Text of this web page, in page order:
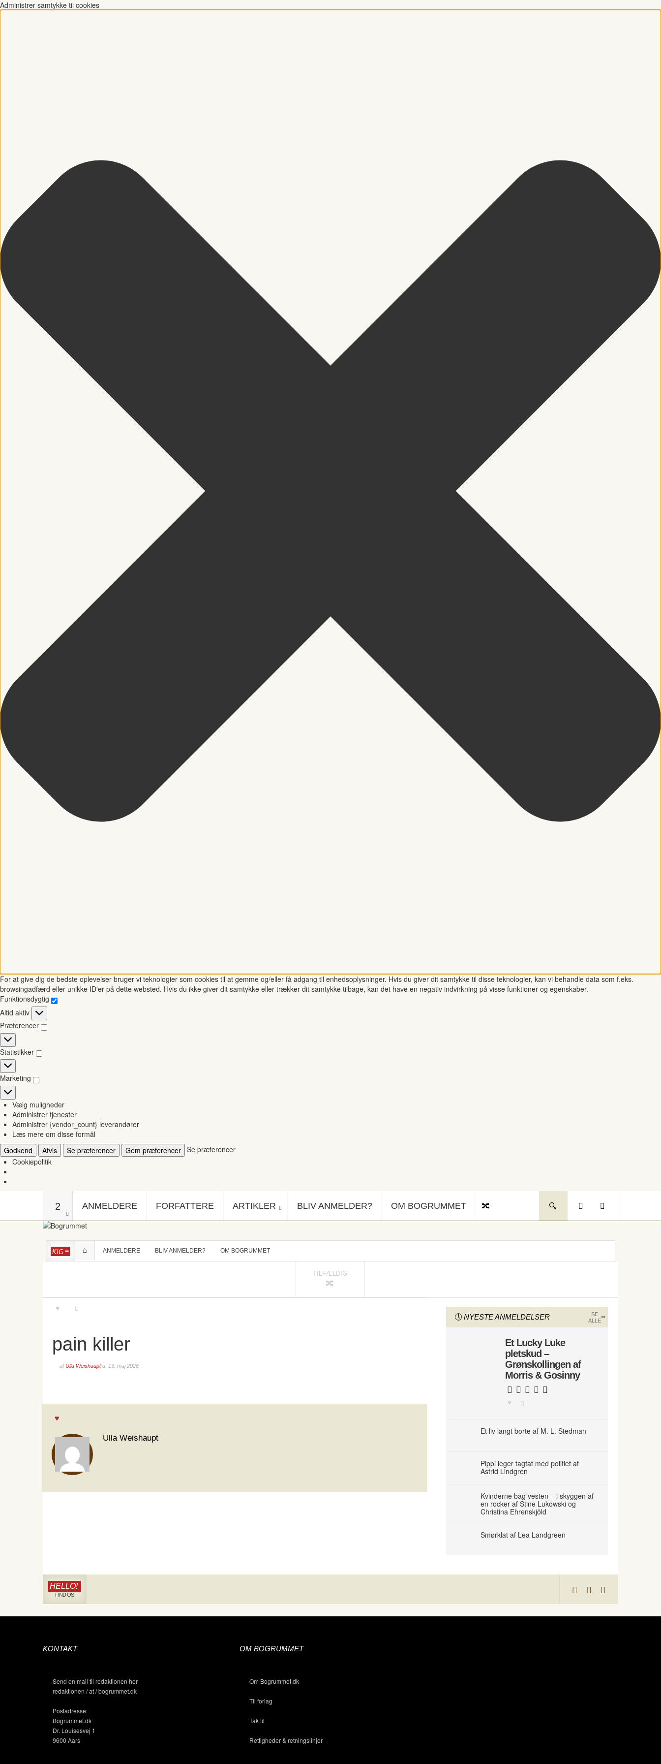
Administrer samtykke til cookies
For at give dig de bedste oplevelser bruger vi teknologier som cookies til at gemme og/eller få adgang til enhedsoplysninger. Hvis du giver dit samtykke til disse teknologier, kan vi behandle data som f.eks.
browsingadfærd eller unikke ID'er på dette websted. Hvis du ikke giver dit samtykke eller trækker dit samtykke tilbage, kan det have en negativ indvirkning på visse funktioner og egenskaber.
Funktionsdygtig
Funktionsdygtig
Altid aktiv
Præferencer
Præferencer
Statistikker
Statistikker
Marketing
Marketing
Vælg muligheder
Administrer tjenester
Administrer {vendor_count} leverandører
Læs mere om disse formål
Godkend
Afvis Se præferencer Gem præferencer Se præferencer
Cookiepolitik
2 ANMELDERE FORFATTERE ARTIKLER BLIV ANMELDER? OM BOGRUMMET
KIG ANMELDERE BLIV ANMELDER? OM BOGRUMMET
TILFÆLDIG
pain killer
afUlla Weishauptd. 13. maj 2026
Ulla Weishaupt
NYESTE ANMELDELSER
SE
ALLE
Et Lucky Luke
pletskud –
Grønskollingen af
Morris & Gosinny
Et liv langt borte af M. L. Stedman
Pippi leger tagfat med politiet af
Astrid Lindgren
Kvinderne bag vesten – i skyggen af
en rocker af Stine Lukowski og
Christina Ehrenskjöld
Smørklat af Lea Landgreen
HELLO!
FIND OS
KONTAKT
Send en mail til redaktionen her
redaktionen / at / bogrummet.dk
Postadresse:
Bogrummet.dk
Dr. Louisesvej 1
9600 Aars
OM BOGRUMMET
Om Bogrummet.dk
Til forlag
Tak til
Rettigheder & retningslinjer